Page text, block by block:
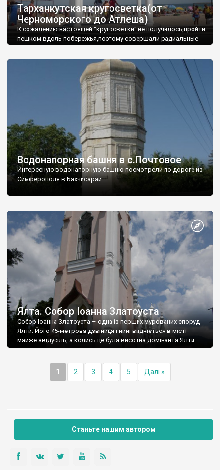
Тарханкутская кругосветка(от
Черноморского до Атлеша)
К сожалению настоящей "кругосветки" не получилось,пройти
пешком вдоль побережья,поэтому совершали радиальные
Водонапорная башня в с.Почтовое
Интересную водонапорную башню посмотрели по дороге из
Симферополя в Бахчисарай.
Ялта. Собор Іоанна Златоуста
Собор Іоанна Златоуста – одна із перших мурованих споруд
Ялти. Його 45-метрова дзвіниця і нині видніється в місті
майже звідусіль, а колись це була висотна домінанта Ялти.
1 2 3 4 5 Далі »
Станьте нашим автором